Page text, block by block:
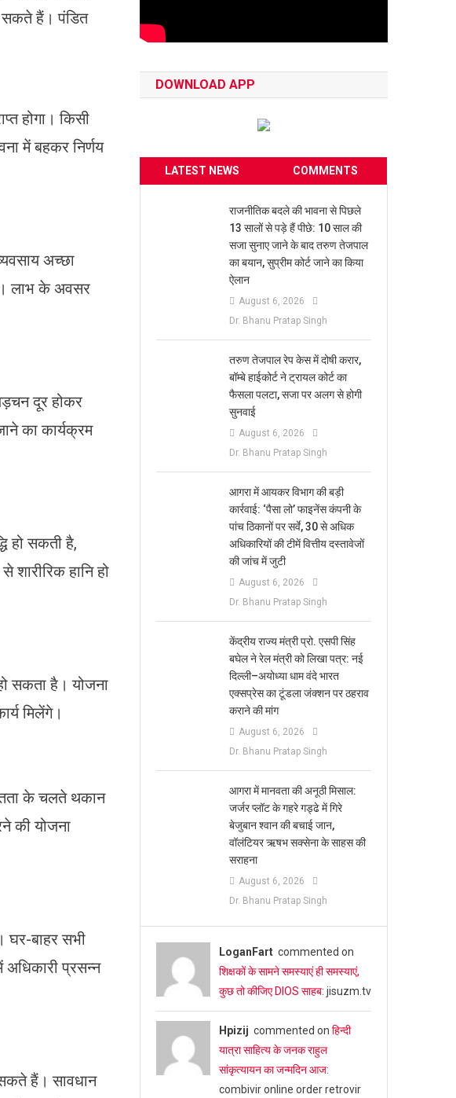
सकते हैं। पंडित
होगा। किसी
में बहकर निर्णय
अच्छा
लाभ के अवसर
दूर होकर
का कार्यक्रम
हो सकती है,
हानि हो
सकता है। योजना
मिलेंगे।
के चलते थकान
की योजना
घर-बाहर सभी
अधिकारी प्रसन्न
हैं। सावधान
DOWNLOAD APP
LATEST NEWS COMMENTS
राजनीतिक बदले की भावना से पिछले
13 सालों से पड़े हैं पीछे: 10 साल की
सजा सुनाए जाने के बाद तरुण तेजपाल
का बयान, सुप्रीम कोर्ट जाने का किया
ऐलान
August 6, 2026
Dr. Bhanu Pratap Singh
तरुण तेजपाल रेप केस में दोषी करार,
बॉम्बे हाईकोर्ट ने ट्रायल कोर्ट का
फैसला पलटा, सजा पर अलग से होगी
सुनवाई
August 6, 2026
Dr. Bhanu Pratap Singh
आगरा में आयकर विभाग की बड़ी
कार्रवाई: ‘पैसा लो’ फाइनेंस कंपनी के
पांच ठिकानों पर सर्वे, 30 से अधिक
अधिकारियों की टीमें वित्तीय दस्तावेजों
की जांच में जुटी
August 6, 2026
Dr. Bhanu Pratap Singh
केंद्रीय राज्य मंत्री प्रो. एसपी सिंह
बघेल ने रेल मंत्री को लिखा पत्र: नई
दिल्ली–अयोध्या धाम वंदे भारत
एक्सप्रेस का टूंडला जंक्शन पर ठहराव
कराने की मांग
August 6, 2026
Dr. Bhanu Pratap Singh
आगरा में मानवता की अनूठी मिसाल:
जर्जर प्लॉट के गहरे गड्ढे में गिरे
बेजुबान श्वान की बचाई जान,
वॉलंटियर ऋषभ सक्सेना के साहस की
सराहना
August 6, 2026
Dr. Bhanu Pratap Singh
LoganFartcommented on
शिक्षकों के सामने समस्याएं ही समस्याएं,
कुछ तो कीजिए DIOS साहब: jisuzm.tv
Hpizij commented on हिन्दी
यात्रा साहित्य के जनक राहुल
सांकृत्यायन का जन्‍मदिन आज:
combivir online order retrovir